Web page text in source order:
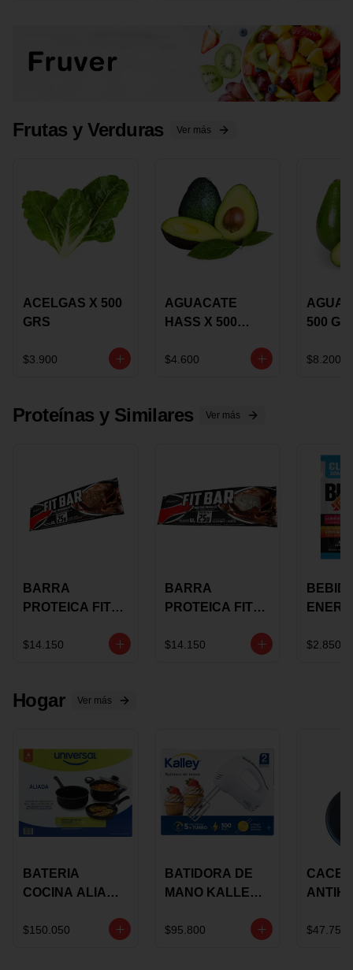
Frutas y Verduras Ver más
ACELGAS X 500
GRS
$3.900
AGUACATE
HASS X 500
$4.600
500
$8.200
Proteínas y Similares Ver más
BARRA
PROTEICA FIT
CHOCOLATE X
$14.150
BARRA
PROTEICA FIT
GRS
$14.150
STACK 6G
$2.850
Hogar Ver más
BATERIA
COCINA ALIADA
PIEZAS
$150.050
BATIDORA DE
MANO KALLEY
VELOCIDADES
$95.800
TAPA
$47.750